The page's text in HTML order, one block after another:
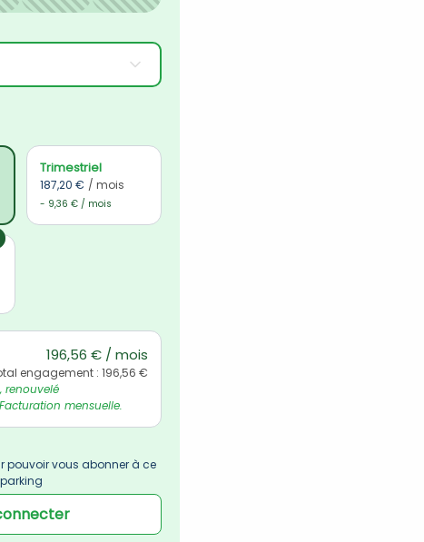
Trimestriel
187,20 € / mois
- 9,36 € / mois
196,56 € / mois
engagement : 196,56 €
renouvelé
mensuelle.
pouvoir vous abonner à ce
parking